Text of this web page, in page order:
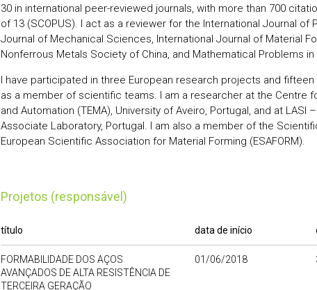
30 in international peer-reviewed journals, with more than 700
of 13 (SCOPUS). I act as a reviewer for the International Journal of
Journal of Mechanical Sciences, International Journal of Material
Nonferrous Metals Society of China, and Mathematical Problems in
I have participated in three European research projects and
as a member of scientific teams. I am a researcher at the Centre
and Automation (TEMA), University of Aveiro, Portugal, and at LASI
Associate Laboratory, Portugal. I am also a member of the
European Scientific Association for Material Forming (ESAFORM).
Projetos (responsável)
título data de início
FORMABILIDADE DOS AÇOS
AVANÇADOS DE ALTA RESISTÊNCIA DE
TERCEIRA GERAÇÃO
01/06/2018